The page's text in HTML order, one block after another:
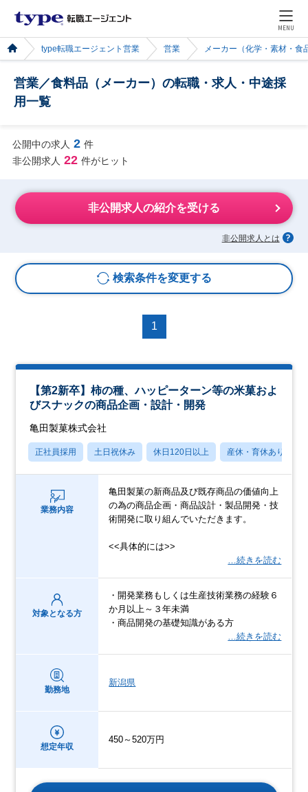
MENU
type転職エージェント営業 営業 メーカー（化学・素材・食
営業／食料品（メーカー）の転職・求人・中途採
用一覧
公開中の求人 2 件
非公開求人 22 件がヒット
非公開求人の紹介を受ける
非公開求人とは
検索条件を変更する
1
【第2新卒】柿の種、ハッピーターン等の米菓およ
びスナックの商品企画・設計・開発
亀田製菓株式会社
正社員採用 土日祝休み 休日120日以上 産休・育休あり
業務内容
亀田製菓の新商品及び既存商品の価値向上
の為の商品企画・商品設計・製品開発・技
術開発に取り組んでいただきます。
<<具体的には>>
…続きを読む
対象となる方
・開発業務もしくは生産技術業務の経験６
か月以上～３年未満
・商品開発の基礎知識がある方
…続きを読む
勤務地
新潟県
想定年収
450～520万円